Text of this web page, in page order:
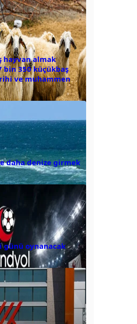
hayvan almak
bin 350 küçükbaş
ve muhammen
daha denize girmek
günü oynanacak